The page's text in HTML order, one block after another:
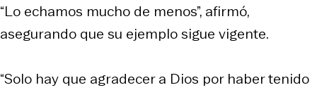
“Lo echamos mucho de menos”, afirmó,
asegurando que su ejemplo sigue vigente.
“Solo hay que agradecer a Dios por haber tenido